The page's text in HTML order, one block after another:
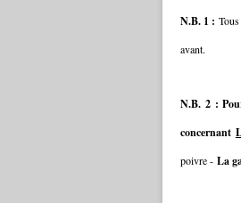
N.B. 1 :
avant.
N.B. 2 :
concernant
poivre - La